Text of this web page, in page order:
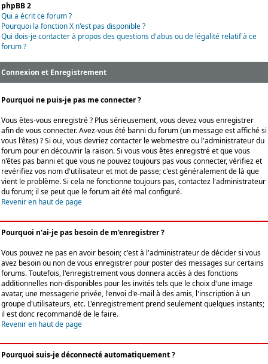
phpBB 2
Qui a écrit ce forum ?
Pourquoi la fonction X n'est pas disponible ?
Qui dois-je contacter à propos des questions d'abus ou de légalité relatif à ce
forum ?
Connexion et Enregistrement
Pourquoi ne puis-je pas me connecter ?
Vous êtes-vous enregistré ? Plus sérieusement, vous devez vous enregistrer
afin de vous connecter. Avez-vous été banni du forum (un message est affiché si
vous l'êtes) ? Si oui, vous devriez contacter le webmestre ou l'administrateur du
forum pour en découvrir la raison. Si vous vous êtes enregistré et que vous
n'êtes pas banni et que vous ne pouvez toujours pas vous connecter, vérifiez et
revérifiez vos nom d'utilisateur et mot de passe; c'est généralement de là que
vient le problème. Si cela ne fonctionne toujours pas, contactez l'administrateur
du forum; il se peut que le forum ait été mal configuré.
Revenir en haut de page
Pourquoi n'ai-je pas besoin de m'enregistrer ?
Vous pouvez ne pas en avoir besoin; c'est à l'administrateur de décider si vous
avez besoin ou non de vous enregistrer pour poster des messages sur certains
forums. Toutefois, l'enregistrement vous donnera accès à des fonctions
additionnelles non-disponibles pour les invités tels que le choix d'une image
avatar, une messagerie privée, l'envoi d'e-mail à des amis, l'inscription à un
groupe d'utilisateurs, etc. L'enregistrement prend seulement quelques instants;
il est donc recommandé de le faire.
Revenir en haut de page
Pourquoi suis-je déconnecté automatiquement ?